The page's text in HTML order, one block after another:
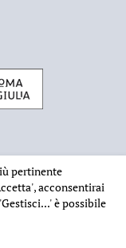
pertinente
, acconsentirai
'Gestisci...'è possibile